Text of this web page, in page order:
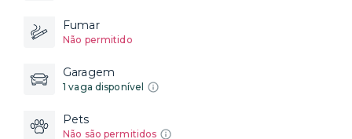
Fumar
Não permitido
Garagem
1 vaga disponível
Pets
Não são permitidos